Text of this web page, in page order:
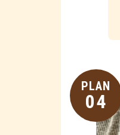
PLAN
04